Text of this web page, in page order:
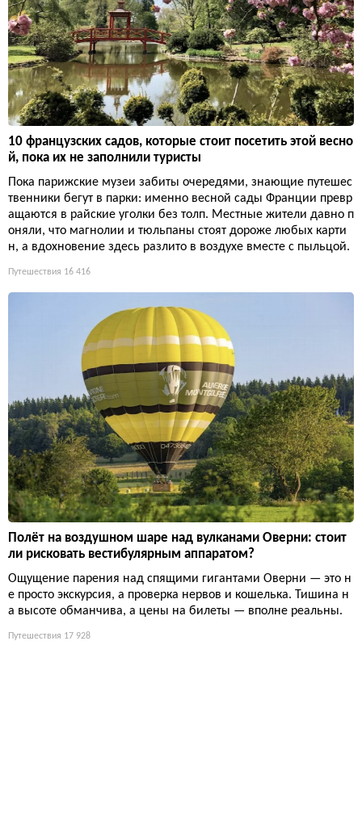
10 французских садов, которые стоит посетить этой весно
й, пока их не заполнили туристы
Пока парижские музеи забиты очередями, знающие путешес
твенники бегут в парки: именно весной сады Франции превр
ащаются в райские уголки без толп. Местные жители давно п
оняли, что магнолии и тюльпаны стоят дороже любых карти
н, а вдохновение здесь разлито в воздухе вместе с пыльцой.
Путешествия 16 416
Полёт на воздушном шаре над вулканами Оверни: стоит
ли рисковать вестибулярным аппаратом?
Ощущение парения над спящими гигантами Оверни — это н
е просто экскурсия, а проверка нервов и кошелька. Тишина н
а высоте обманчива, а цены на билеты — вполне реальны.
Путешествия 17 928